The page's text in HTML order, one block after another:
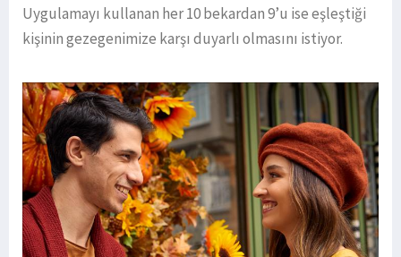
Uygulamayı kullanan her 10 bekardan 9’u ise eşleştiği
kişinin gezegenimize karşı duyarlı olmasını istiyor.